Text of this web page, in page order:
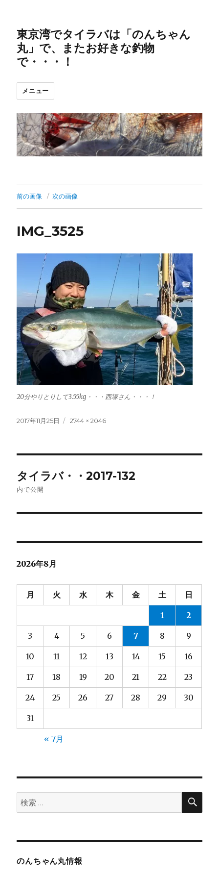
東京湾でタイラバは「のんちゃん
丸」で、またお好きな釣物
で・・・！
メニュー
前の画像 次の画像
IMG_3525
20分やりとりして3.55kg・・・西塚さん・・・！
投
2017年11月25日
フ
2744 × 2046
稿
ゲ
ー
シ
ョ
ン
タイラバ・・2017-132
内で公開
2026年8月
月 火 水 木 金 土 日
1 2
3 4 5 6 7 8 9
10 11 12 13 14 15 16
17 18 19 20 21 22 23
24 25 26 27 28 29 30
31
« 7月
検
索:
検
のんちゃん丸情報